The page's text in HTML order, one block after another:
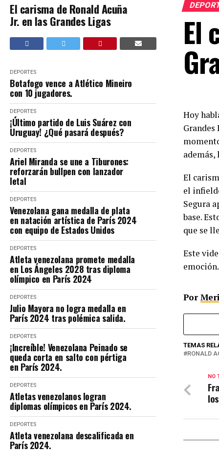
El carisma de Ronald Acuña
Jr. en las Grandes Ligas
DEPORTES
Botafogo vence a Atlético Mineiro
con 10 jugadores.
DEPORTES
¡Último partido de Luis Suárez con
Uruguay! ¿Qué pasará después?
DEPORTES
Ariel Miranda se une a Tiburones:
reforzarán bullpen con lanzador
letal
DEPORTES
Venezolana gana medalla de plata
en natación artística de París 2024
con equipo de Estados Unidos
DEPORTES
Atleta venezolana promete medalla
en Los Ángeles 2028 tras diploma
olímpico en París 2024
DEPORTES
Julio Mayora no logra medalla en
París 2024 tras polémica salida.
DEPORTES
¡Increíble! Venezolana Peinado se
queda corta en salto con pértiga
en París 2024.
DEPORTES
Atletas venezolanos logran
diplomas olímpicos en París 2024.
DEPORTES
Atleta venezolana descalificada en
París 2024.
El
Hoy
El
el
Segura
base.
que se
Este
Por
TEMAS
RONALD
NO